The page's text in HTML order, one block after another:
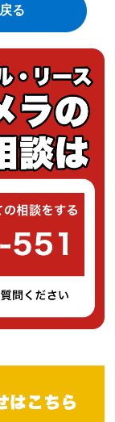
る